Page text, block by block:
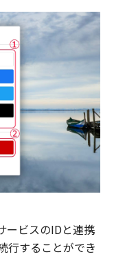
ービスのIDと連携
行することができ